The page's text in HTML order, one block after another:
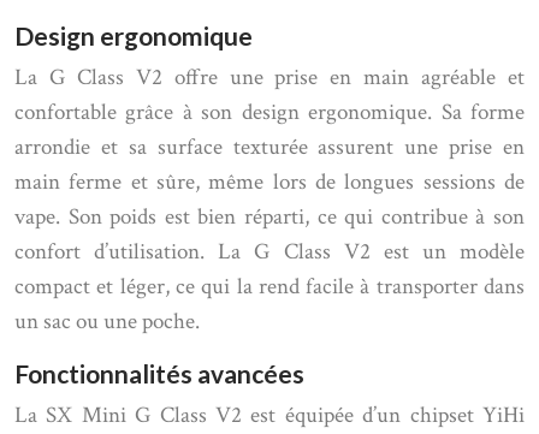
Design ergonomique
La G Class V2 offre une prise en main agréable et
confortable grâce à son design ergonomique. Sa forme
arrondie et sa surface texturée assurent une prise en
main ferme et sûre, même lors de longues sessions de
vape. Son poids est bien réparti, ce qui contribue à son
confort d’utilisation. La G Class V2 est un modèle
compact et léger, ce qui la rend facile à transporter dans
un sac ou une poche.
Fonctionnalités avancées
La SX Mini G Class V2 est équipée d’un chipset YiHi